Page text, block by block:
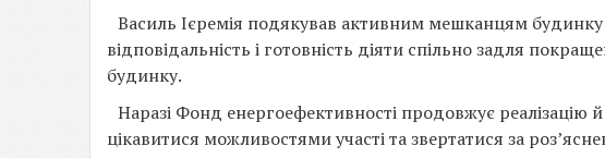
Василь Ієремія подякував активним мешканцям будинку
відповідальність і готовність діяти спільно задля
будинку.
Наразі Фонд енергоефективності продовжує реалізацію
цікавитися можливостями участі та звертатися за